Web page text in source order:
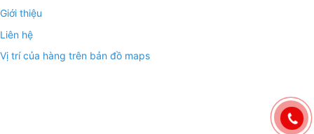
Giới thiệu
Liên hệ
Vị trí của hàng trên bản đồ maps